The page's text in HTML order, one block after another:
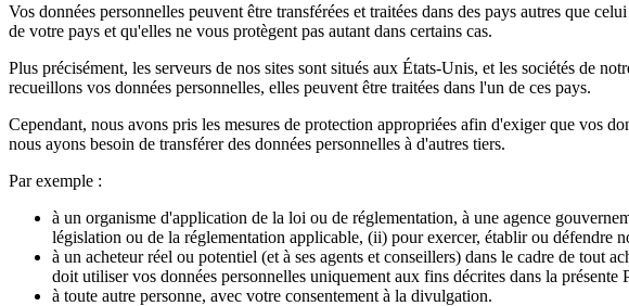
Vos données personnelles peuvent être transférées et traitées dans des pays autres que
de votre pays et qu'elles ne vous protègent pas autant dans certains cas.
Plus précisément, les serveurs de nos sites sont situés aux États-Unis, et les sociétés de
recueillons vos données personnelles, elles peuvent être traitées dans l'un de ces pays.
Cependant, nous avons pris les mesures de protection appropriées afin d'exiger que vos
nous ayons besoin de transférer des données personnelles à d'autres tiers.
Par exemple :
à un organisme d'application de la loi ou de réglementation, à une agence
législation ou de la réglementation applicable, (ii) pour exercer, établir ou défendre
à un acheteur réel ou potentiel (et à ses agents et conseillers) dans le cadre de
doit utiliser vos données personnelles uniquement aux fins décrites dans la
à toute autre personne, avec votre consentement à la divulgation.